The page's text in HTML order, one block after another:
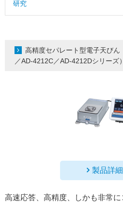
研究
高精度セパレート型電子天び
／AD-4212C／AD-4212Dシリーズ）
製品詳
高速応答、高精度、しかも非常